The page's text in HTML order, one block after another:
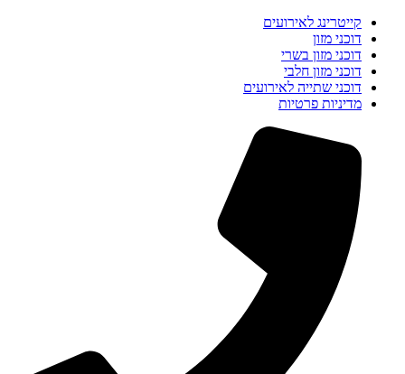
קייטרינג לאירועים
דוכני מזון
דוכני מזון בשרי
דוכני מזון חלבי
דוכני שתייה לאירועים
מדיניות פרטיות